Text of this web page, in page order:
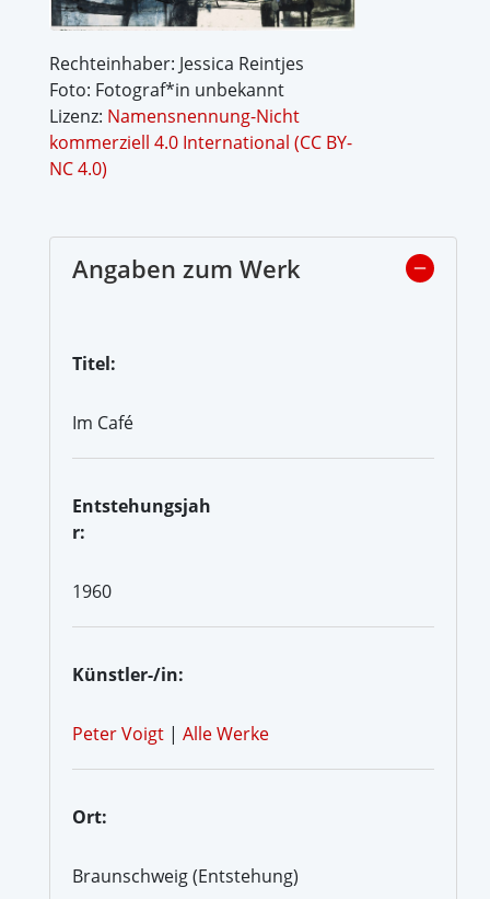
Rechteinhaber: Jessica Reintjes
Foto: Fotograf*in unbekannt
Lizenz: Namensnennung-Nicht
kommerziell 4.0 International (CC BY-
NC 4.0)
Angaben zum Werk
Titel:
Im Café
Entstehungsjah
r:
1960
Künstler-/in:
Peter Voigt | Alle Werke
Ort:
Braunschweig (Entstehung)